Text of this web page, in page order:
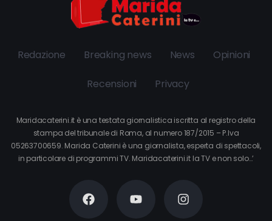
Redazione Breaking news News Opinioni
Recensioni Privacy
Maridacaterini.it è una testata giornalistica iscritta al registro della
stampa del tribunale di Roma, al numero 187/2015 – P.Iva
05263700659. Marida Caterini è una giornalista, esperta di spettacoli,
in particolare di programmi TV. Maridacaterini.it la TV e non solo…’